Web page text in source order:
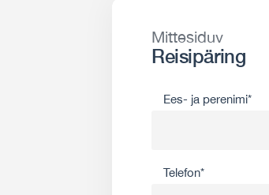
Mittesiduv
Reisipäring
Ees- ja perenimi*
Telefon*